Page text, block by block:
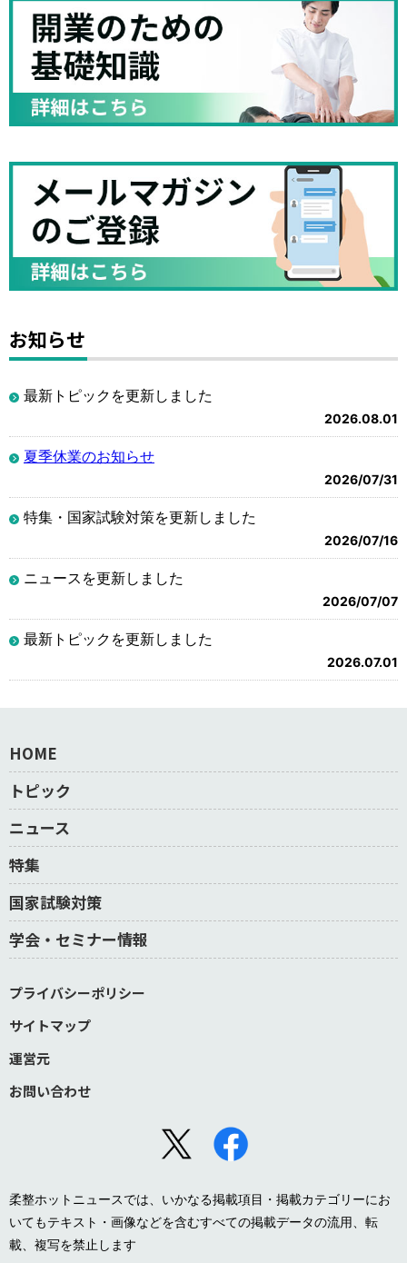
お知らせ
最新トピックを更新しました
2026.08.01
夏季休業のお知らせ
2026/07/31
特集・国家試験対策を更新しました
2026/07/16
ニュースを更新しました
2026/07/07
最新トピックを更新しました
2026.07.01
HOME
トピック
ニュース
特集
国家試験対策
学会・セミナー情報
プライバシーポリシー
サイトマップ
運営元
お問い合わせ
柔整ホットニュースでは、いかなる掲載項目・掲載カテゴリーにお
いてもテキスト・画像などを含むすべての掲載データの流用、転
載、複写を禁止します